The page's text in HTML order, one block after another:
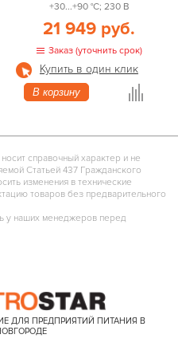
+30...+90 °С; 230 В
21 949 руб.
Заказ (уточнить срок)
Купить в один клик
В корзину
справочный характер и не
Статьей 437 Гражданского
изменения в технические
товаров без предварительного
у наших менеджеров перед
ДЛЯ ПРЕДПРИЯТИЙ ПИТАНИЯ В